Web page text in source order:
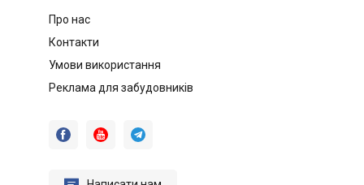
Про нас
Контакти
Умови використання
Реклама для забудовників
  